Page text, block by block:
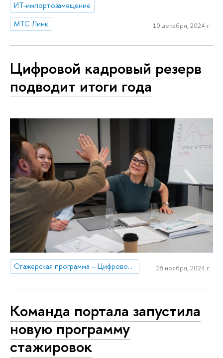
ИТ-импортозамещение
МТС Линк
10 декабря, 2024 г.
Цифровой кадровый резерв
подводит итоги года
Стажерская программа – Цифровой кадровый резерв НИУ ВШЭ 28 ноября, 2024 г.
Команда портала запустила
новую программу
стажировок